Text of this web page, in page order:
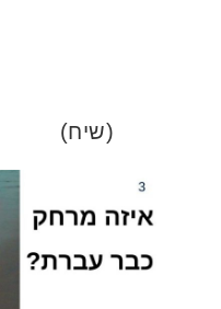
(שיח)